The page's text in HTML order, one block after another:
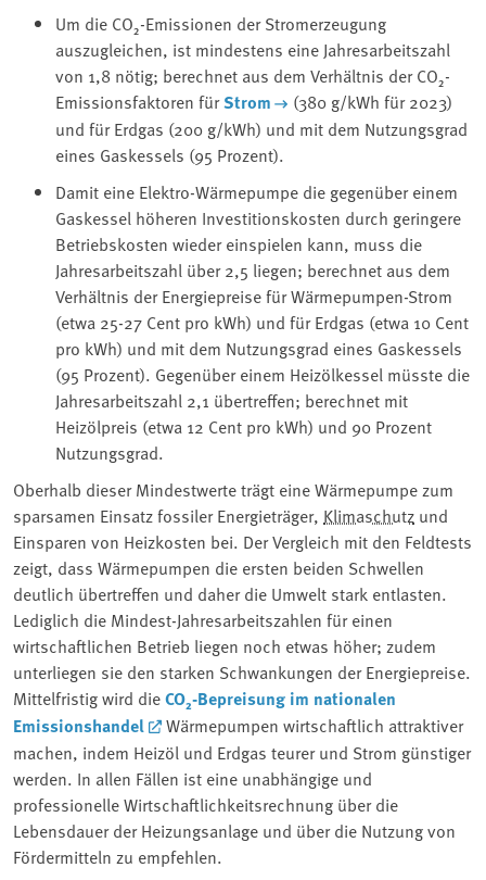
Um die CO₂-Emissionen der Stromerzeugung
auszugleichen, ist mindestens eine Jahresarbeitszahl
von 1,8 nötig; berechnet aus dem Verhältnis der CO₂-
Emissionsfaktoren fürStrom
(380 g/kWh für 2023)
und für Erdgas (200 g/kWh) und mit dem Nutzungsgrad
eines Gaskessels (95 Prozent).
Damit eine Elektro-Wärmepumpe die gegenüber einem
Gaskessel höheren Investitionskosten durch geringere
Betriebskosten wieder einspielen kann, muss die
Jahresarbeitszahl über 2,5 liegen; berechnet aus dem
Verhältnis der Energiepreise für Wärmepumpen-Strom
(etwa 25-27 Cent pro kWh) und für Erdgas (etwa 10 Cent
pro kWh) und mit dem Nutzungsgrad eines Gaskessels
(95 Prozent). Gegenüber einem Heizölkessel müsste die
Jahresarbeitszahl 2,1 übertreffen; berechnet mit
Heizölpreis (etwa 12 Cent pro kWh) und 90 Prozent
Nutzungsgrad.
Oberhalb dieser Mindestwerte trägt eine Wärmepumpe zum
sparsamen Einsatz fossiler Energieträger, ⁠ Klimaschutz und
Einsparen von Heizkosten⁠ bei. Der Vergleich mit den Feldtests
zeigt, dass Wärmepumpen die ersten beiden Schwellen
deutlich übertreffen und daher die Umwelt stark entlasten.
Lediglich die Mindest-Jahresarbeitszahlen für einen
wirtschaftlichen Betrieb liegen noch etwas höher; zudem
unterliegen sie den starken Schwankungen der Energiepreise.
Mittelfristig wird dieCO₂-Bepreisung im nationalen
Emissionshandel
Wärmepumpen wirtschaftlich attraktiver
machen, indem Heizöl und Erdgas teurer und Strom günstiger
werden. In allen Fällen ist eine unabhängige und
professionelle Wirtschaftlichkeitsrechnung über die
Lebensdauer der Heizungsanlage und über die Nutzung von
Fördermitteln zu empfehlen.